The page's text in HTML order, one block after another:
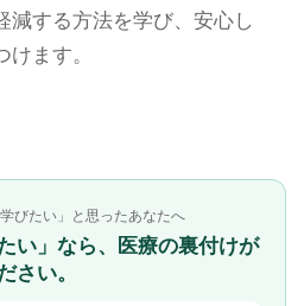
減する方法を学び、安心し
ます。
びたい」と思ったあなたへ
い」なら、医療の裏付けが
さい。